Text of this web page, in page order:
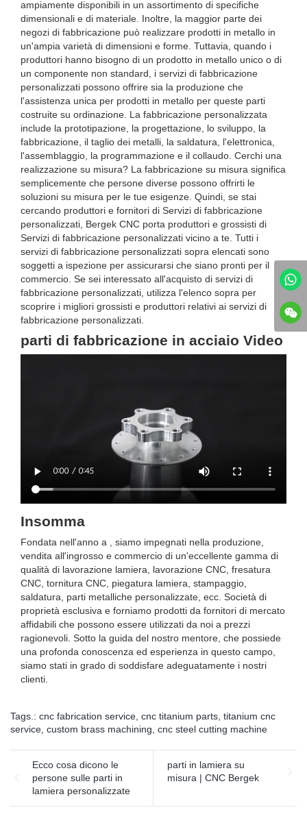
ampiamente disponibili in un assortimento di specifiche
dimensionali e di materiale. Inoltre, la maggior parte dei
negozi di fabbricazione può realizzare prodotti in metallo in
un'ampia varietà di dimensioni e forme. Tuttavia, quando i
produttori hanno bisogno di un prodotto in metallo unico o di
un componente non standard, i servizi di fabbricazione
personalizzati possono offrire sia la produzione che
l'assistenza unica per prodotti in metallo per queste parti
costruite su ordinazione. La fabbricazione personalizzata
include la prototipazione, la progettazione, lo sviluppo, la
fabbricazione, il taglio dei metalli, la saldatura, l'elettronica,
l'assemblaggio, la programmazione e il collaudo. Cerchi una
realizzazione su misura? La fabbricazione su misura significa
semplicemente che persone diverse possono offrirti le
soluzioni su misura per le tue esigenze. Quindi, se stai
cercando produttori e fornitori di Servizi di fabbricazione
personalizzati, Bergek CNC porta produttori e grossisti di
Servizi di fabbricazione personalizzati vicino a te. Tutti i
servizi di fabbricazione personalizzati sopra elencati sono
soggetti a ispezione per assicurarsi che siano pronti per il
commercio. Se sei interessato all'acquisto di servizi di
fabbricazione personalizzati, utilizza l'elenco sopra per
scoprire i migliori grossisti e produttori relativi ai servizi di
fabbricazione personalizzati.
parti di fabbricazione in acciaio Video
Insomma
Fondata nell'anno a , siamo impegnati nella produzione,
vendita all'ingrosso e commercio di un'eccellente gamma di
qualità di lavorazione lamiera, lavorazione CNC, fresatura
CNC, tornitura CNC, piegatura lamiera, stampaggio,
saldatura, parti metalliche personalizzate, ecc. Società di
proprietà esclusiva e forniamo prodotti da fornitori di mercato
affidabili che possono essere utilizzati da noi a prezzi
ragionevoli. Sotto la guida del nostro mentore, che possiede
una profonda conoscenza ed esperienza in questo campo,
siamo stati in grado di soddisfare adeguatamente i nostri
clienti.
Tags.: cnc fabrication service cnc titanium parts titanium cnc
service custom brass machining cnc steel cutting machine
Ecco cosa dicono le
persone sulle parti in
lamiera personalizzate
parti in lamiera su
misura | CNC Bergek